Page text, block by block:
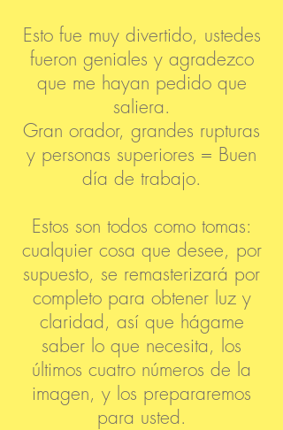
Esto fue muy divertido, ustedes
fueron geniales y agradezco
que me hayan pedido que
saliera.
Gran orador, grandes rupturas
y personas superiores = Buen
día de trabajo.
Estos son todos como tomas:
cualquier cosa que desee, por
supuesto, se remasterizará por
completo para obtener luz y
claridad, así que hágame
saber lo que necesita, los
últimos cuatro números de la
imagen, y los prepararemos
para usted.